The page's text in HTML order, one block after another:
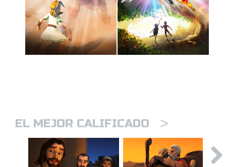
EL MEJOR CALIFICADO >